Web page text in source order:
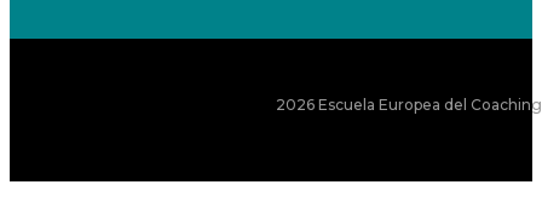
2026 Escuela Europea del Coaching